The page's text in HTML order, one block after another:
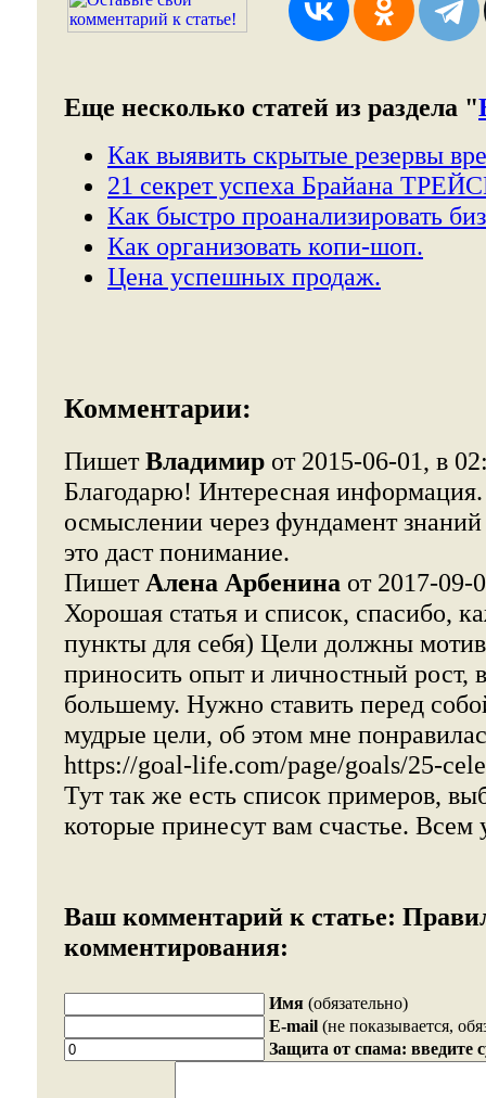
Еще несколько статей из раздела "
Как выявить скрытые резервы
21 секрет успеха Брайана
Как быстро проанализировать
Как организовать копи-шоп.
Цена успешных продаж.
Комментарии:
ПишетВладимир от 2015-06-01, в
Благодарю! Интересная
осмыслении через фундамент
это даст понимание.
Пишет Алена Арбенина от 2017-09-
Хорошая статья и список, спасибо,
пункты для себя) Цели должны
приносить опыт и личностный рост,
большему. Нужно ставить перед
мудрые цели, об этом мне
https://goal-life.com/page/goals/25-
Тут так же есть список примеров,
которые принесут вам счастье. Всем
Ваш комментарий к статье:
комментирования:
Имя (обязательно)
E-mail (не показывается,
Защита от спама: введите